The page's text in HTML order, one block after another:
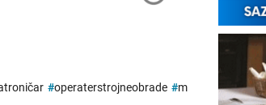
#operaterstrojneobrade #m